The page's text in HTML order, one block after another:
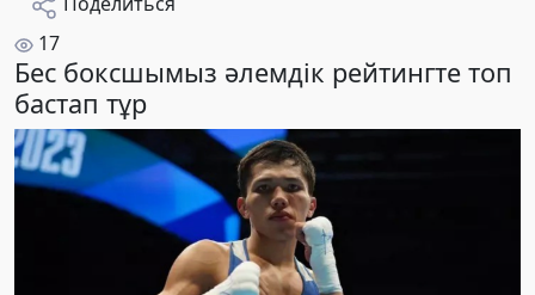
17
Бес боксшымыз әлемдік рейтингте топ
бастап тұр